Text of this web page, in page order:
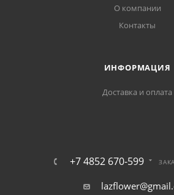
О компании
Контакты
ИНФОРМАЦИЯ
Доставка и оплата
+7 4852 670-599